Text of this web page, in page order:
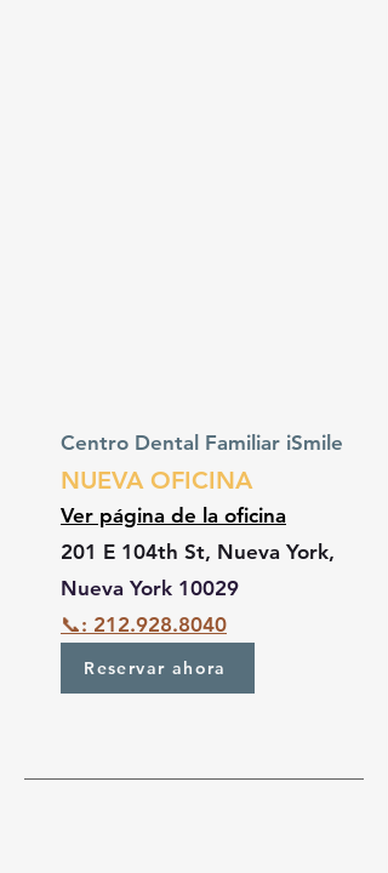
Centro Dental Familiar iSmile
NUEVA OFICINA
Ver página de la oficina
201 E 104th St, Nueva York,
Nueva York 10029
📞: 212.928.8040
Reservar ahora